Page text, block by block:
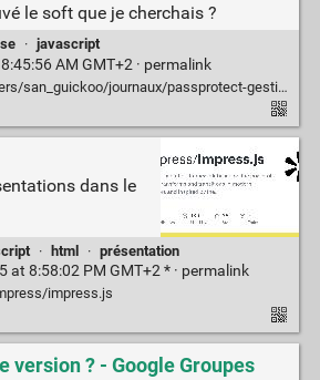
le soft que je cherchais ?
· javascript
AM GMT+2 · permalink
journaux/passprotect-gestionnaire-de-mot-de-passe
dans le
· html · présentation
at 8:58:02 PM GMT+2 * · permalink
impress.js
version ? - Google Groupes